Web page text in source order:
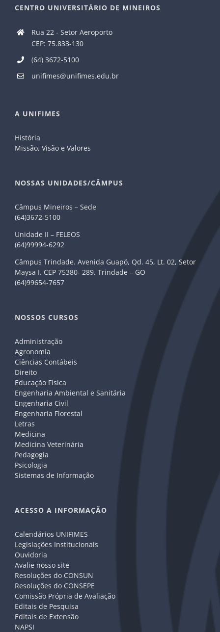
CENTRO UNIVERSITÁRIO DE MINEIROS
Rua 22 - Setor Aeroporto
CEP: 75.833-130
(64) 3672-5100
unifimes@unifimes.edu.br
A UNIFIMES
História
Missão, Visão e Valores
NOSSAS UNIDADES/CÂMPUS
Câmpus Mineiros – Sede
(64)3672-5100
Unidade II – FELEOS
(64)99994-6292
Câmpus Trindade. Avenida Guapó, Qd. 45, Lt. 02, Setor
Maysa I. CEP 75380- 289. Trindade – GO
(64)99654-7657
NOSSOS CURSOS
Administração
Agronomia
Ciências Contábeis
Direito
Educação Física
Engenharia Ambiental e Sanitária
Engenharia Civil
Engenharia Florestal
Letras
Medicina
Medicina Veterinária
Pedagogia
Psicologia
Sistemas de Informação
ACESSO A INFORMAÇÃO
Calendários UNIFIMES
Legislações Institucionais
Ouvidoria
Avalie nosso site
Resoluções do CONSUN
Resoluções do CONSEPE
Comissão Própria de Avaliação
Editais de Pesquisa
Editais de Extensão
NAPSI